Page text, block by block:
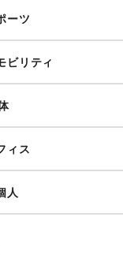
ナンス
求人
整体
ェムテック
ンズ
健康
ンガ
能人
・雑誌
・アプリ
マ
メ・ガジェット
トレーション
刻
・デザイン
ーツ
ウトドア
ール
ー・スポーツ
ビリティ
トバイ
ドバイク
リティ
イク・モビリティ
使館
ティア活動
公共団体
ィス
・OA機器
・運営
人